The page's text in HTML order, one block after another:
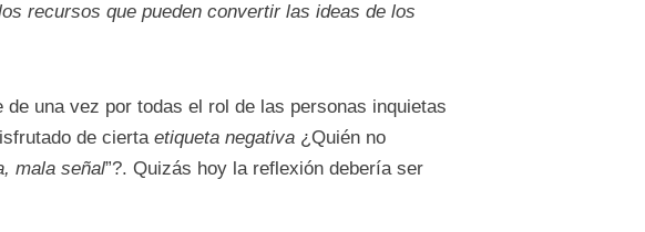
recursos que pueden convertir las ideas de los
una vez por todas el rol de las personas inquietas
de cierta etiqueta negativa¿Quién no
mala señal”?. Quizás hoy la reflexión debería ser